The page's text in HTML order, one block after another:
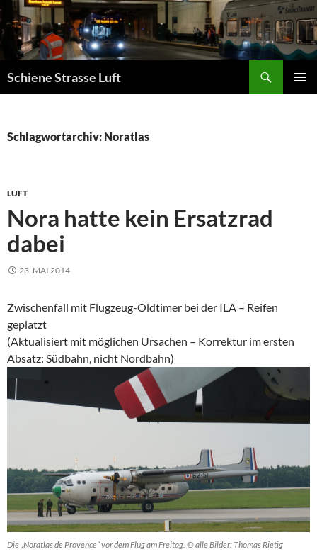
Zum
Inhalt
springen
Schiene Strasse Luft
Schlagwortarchiv: Noratlas
LUFT
Nora hatte kein Ersatzrad
dabei
23. MAI 2014
Zwischenfall mit Flugzeug-Oldtimer bei der ILA – Reifen
geplatzt
(Aktualisiert mit möglichen Ursachen – Korrektur im ersten
Absatz: Südbahn, nicht Nordbahn)
Die „Noratlas de Provence“ vor dem Flug am Freitag. © alle Bilder: Thomas Rietig